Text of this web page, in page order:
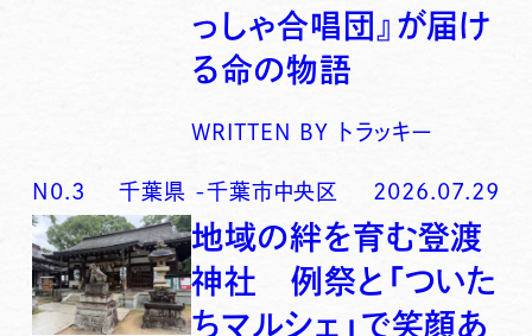
っしゃ合唱団』が届け
る命の物語
WRITTEN BY トラッキー
N0. 3 千葉県 -千葉市中央区 2026.07.29
地域の絆を育む登渡
神社 例祭と「ついた
ちマルシェ」で笑顔あ